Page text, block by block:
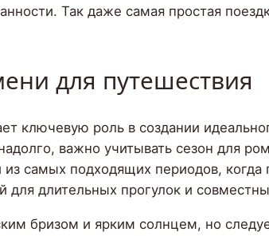
Так даже самая простая
для путешествия
ключевую роль в создании
важно учитывать сезон для
самых подходящих периодов,
для длительных прогулок и
бризом и ярким солнцем, но